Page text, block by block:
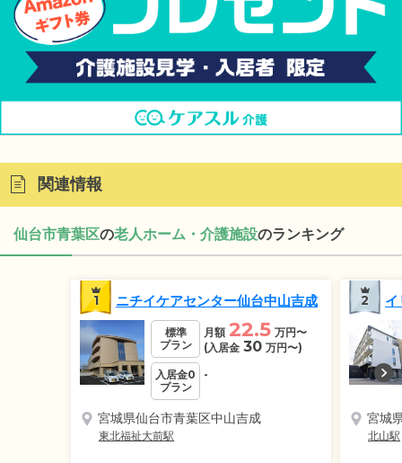
関連情報
仙台市青葉区の老人ホーム・介護施設のランキング
1 ニチイケアセンター仙台中山吉成
標準
プラン
月額 22.5 万円〜
(入居金 30 万円〜)
入居金0
プラン
-
宮城県仙台市青葉区中山吉成
東北福祉大前駅
2
宮城
北山駅